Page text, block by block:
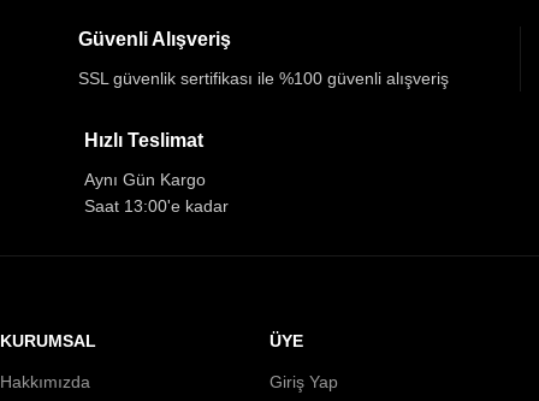
Güvenli Alışveriş
SSL güvenlik sertifikası ile %100 güvenli alışveriş
Hızlı Teslimat
Aynı Gün Kargo
Saat 13:00'e kadar
KURUMSAL
Hakkımızda
ÜYE
Giriş Yap